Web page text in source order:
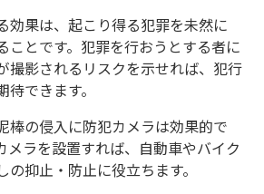
効果は、起こり得る犯罪を未然に
ことです。犯罪を行おうとする者に
撮影されるリスクを示せれば、犯行
できます。
棒の侵入に防犯カメラは効果的で
メラを設置すれば、自動車やバイク
抑止・防止に役立ちます。